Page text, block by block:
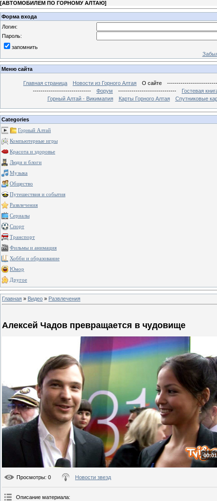
[АВТОМОБИЛЕМ ПО ГОРНОМУ АЛТАЮ]
Форма входа
Логин:
Пароль:
запомнить
Меню сайта
Главная страница Новости из Горного Алтая О сайте
------------------------------
Форум ------------------------------
Гостевая
Горный Алтай - Викимапия
Карты Горного Алтая Спутниковые
Categories
Горный Алтай
Компьютерные игры
Красота и здоровье
Люди и блоги
Музыка
Общество
Путешествия и события
Развлечения
Сериалы
Спорт
Транспорт
Фильмы и анимация
Хобби и образование
Юмор
Другое
Главная » Видео » Развлечения
Алексей Чадов превращается в чудовище
Просмотры: 0 Новости звезд
Описание материала: